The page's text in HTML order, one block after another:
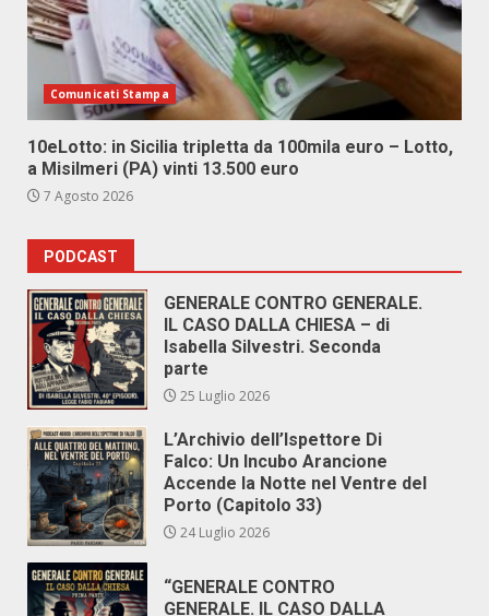
Comunicati Stampa
10eLotto: in Sicilia tripletta da 100mila euro – Lotto,
a Misilmeri (PA) vinti 13.500 euro
7 Agosto 2026
PODCAST
GENERALE CONTRO GENERALE.
IL CASO DALLA CHIESA – di
Isabella Silvestri. Seconda
parte
25 Luglio 2026
L’Archivio dell’Ispettore Di
Falco: Un Incubo Arancione
Accende la Notte nel Ventre del
Porto (Capitolo 33)
24 Luglio 2026
“GENERALE CONTRO
GENERALE. IL CASO DALLA